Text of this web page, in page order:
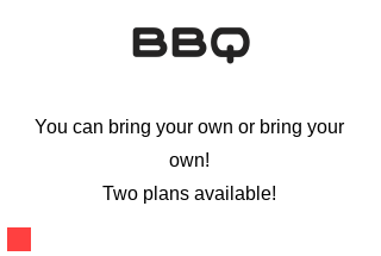
BBQ
You can bring your own or bring your
own!
​Two plans available!